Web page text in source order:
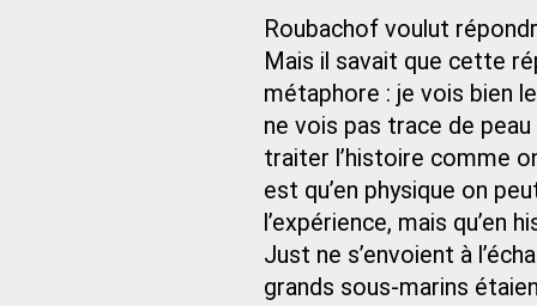
Roubachof voulut
Mais il savait que cette
métaphore : je vois bien
ne vois pas trace de
traiter l’histoire comme
est qu’en physique on
l’expérience, mais qu’en
Just ne s’envoient à
grands sous-marins